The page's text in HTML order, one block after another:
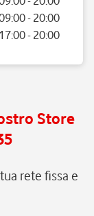
- 20:00
17:00- 20:00
Store
rete fissa e